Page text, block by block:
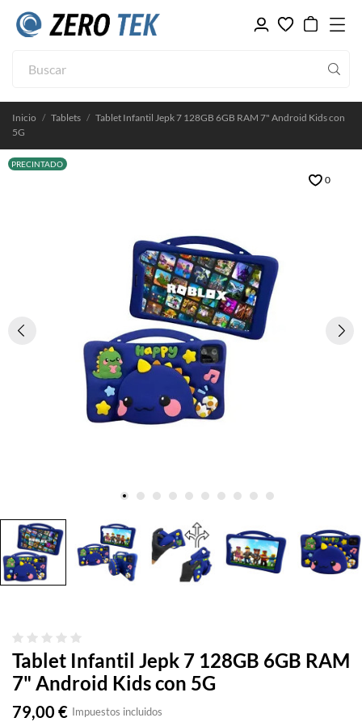
Inicio Tablets
Tablet Infantil Jepk 7 128GB 6GB RAM 7" Android Kids con
5G
PRECINTADO
0
Tablet Infantil Jepk 7 128GB 6GB RAM
7" Android Kids con 5G
79,00 € Impuestos incluidos